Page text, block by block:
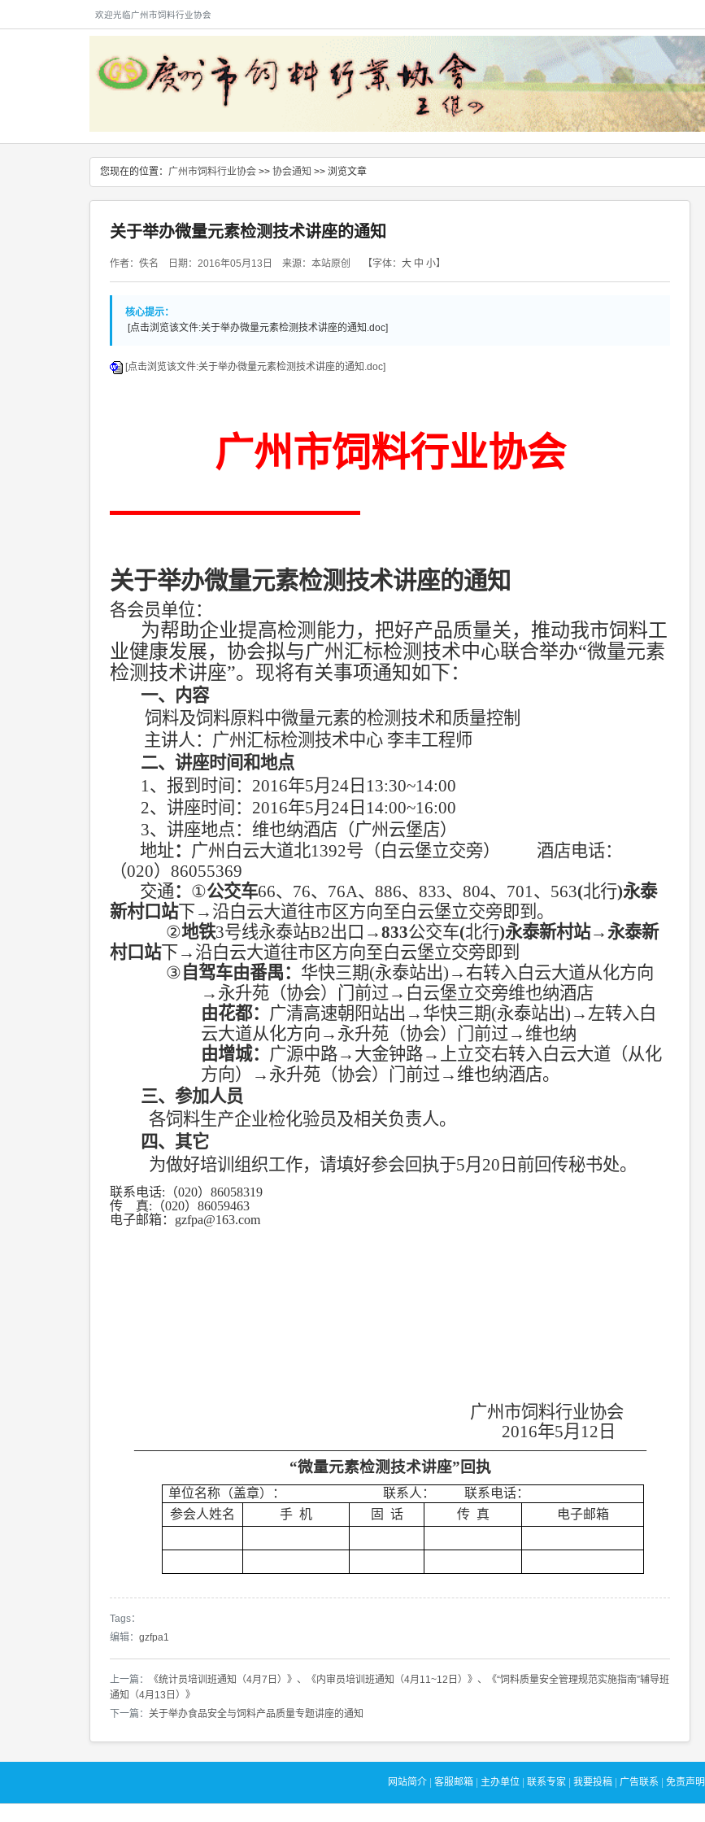
欢迎光临广州市饲料行业协会
您现在的位置： 广州市饲料行业协会 >> 协会通知 >> 浏览文章
关于举办微量元素检测技术讲座的通知
作者：佚名 日期：2016年05月13日 来源：本站原创 【字体： 大 中 小】
核心提示：
[点击浏览该文件:关于举办微量元素检测技术讲座的通知.doc]
[点击浏览该文件:关于举办微量元素检测技术讲座的通知.doc]
广州市饲料行业协会
关于举办微量元素检测技术讲座的通知
各会员单位：
为帮助企业提高检测能力，把好产品质量关，推动我市饲料工
业健康发展，协会拟与广州汇标检测技术中心联合举办“微量元素
检测技术讲座”。现将有关事项通知如下：
一、内容
饲料及饲料原料中微量元素的检测技术和质量控制
主讲人：广州汇标检测技术中心 李丰工程师
二、讲座时间和地点
1、报到时间： 2016年5月 24 日 13:30~14:00
2、讲座时间： 2016年5月 24 日 14:00~16:00
3、讲座地点：维也纳酒店（广州云堡店）
地址： 广州白云大道北1392号（白云堡立交旁）
酒店电话：
（020） 86055369
交通： ①公交车66、 76、 76A、886、833、804、 701、 563(北行)永泰
新村口站下 → 沿白云大道往市区方向至白云堡立交旁即到 。
②地铁3号线永泰站B2出口 →833公交车(北行)永泰新村站→永泰新
村口站下 → 沿白云大道往市区方向至白云堡立交旁即到
③ 自驾车由番禺： 华快三期(永泰站出) →右转入白云大道从化方向
→ 永升苑（协会）门前过→ 白云堡立交旁维也纳酒店
由花都： 广清高速朝阳站出 → 华快三期(永泰站出) → 左转入白
云大道从化方向 → 永升苑（协会）门前过→ 维也纳
由增城： 广源中路→ 大金钟路→ 上立交右转入白云大道（从化
方向）
→ 永升苑（协会）门前过→ 维也纳酒店。
三、参加人员
各饲料生产企业检化验员及相关负责人。
四、其它
为做好培训组织工作，请填好参会回执于5月 20 日前回传秘书处。
联系电话: （020） 86058319
传
真: （020） 86059463
电子邮箱： gzfpa@163.com
广州市饲料行业协会
2016年5月 12 日
——————————————————————————————
“微量元素检测技术讲座”回执
单位名称（盖章）： 联系人：
联系电话：
参会人姓名
手 机 固 话 传 真 电子邮箱
Tags：
编辑： gzfpa1
上一篇：
《统计员培训班通知（4月7日）》、《内审员培训班通知（4月11~12日）》、《“饲料质量安全管理规范实施指南”辅导班
通知（4月13日）》
下一篇： 关于举办食品安全与饲料产品质量专题讲座的通知
网站简介 | 客服邮箱 | 主办单位 | 联系专家 | 我要投稿 | 广告联系 | 免责声明